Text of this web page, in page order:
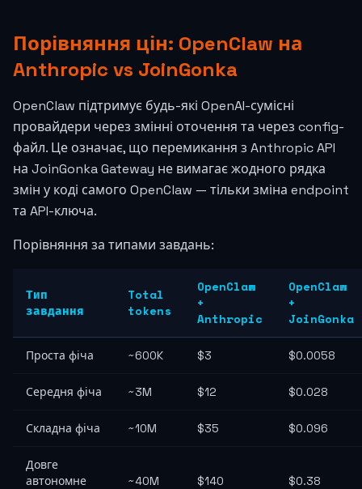
Порівняння цін: OpenClaw на
Anthropic vs JoinGonka
OpenClaw підтримує будь-які OpenAI-сумісні
провайдери через змінні оточення та через config-
файл. Це означає, що перемикання з Anthropic API
на JoinGonka Gateway не вимагає жодного рядка
змін у коді самого OpenClaw — тільки зміна endpoint
та API-ключа.
Порівняння за типами завдань:
Тип
завдання
Total
tokens
OpenClaw
+
Anthropic
OpenClaw
+
JoinGonka
Проста фіча ~600K $3 $0.0058
Середня фіча ~3M $12 $0.028
Складна фіча ~10M $35 $0.096
Довге
автономне
~40M $140 $0.38